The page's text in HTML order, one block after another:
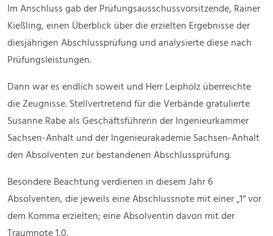
Im Anschluss gab der Prüfungsausschussvorsitzende, Rainer
Kießling, einen Überblick über die erzielten Ergebnisse der
diesjährigen Abschlussprüfung und analysierte diese nach
Prüfungsleistungen.
Dann war es endlich soweit und Herr Leipholz überreichte
die Zeugnisse. Stellvertretend für die Verbände gratulierte
Susanne Rabe als Geschäftsführerin der Ingenieurkammer
Sachsen-Anhalt und der Ingenieurakademie Sachsen-Anhalt
den Absolventen zur bestandenen Abschlussprüfung.
Besondere Beachtung verdienen in diesem Jahr 6
Absolventen, die jeweils eine Abschlussnote mit einer „1“ vor
dem Komma erzielten; eine Absolventin davon mit der